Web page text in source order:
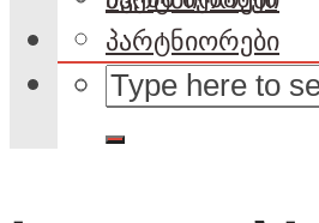
პარტნიორები